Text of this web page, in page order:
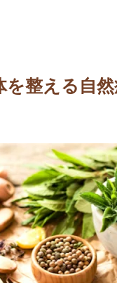
整える自